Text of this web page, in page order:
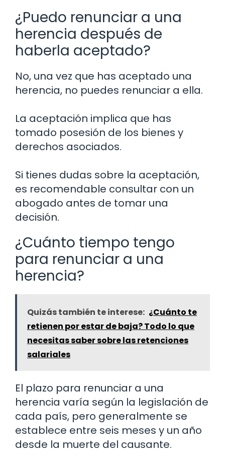
¿Puedo renunciar a una
herencia después de
haberla aceptado?
No, una vez que has aceptado una
herencia, no puedes renunciar a ella.
La aceptación implica que has
tomado posesión de los bienes y
derechos asociados.
Si tienes dudas sobre la aceptación,
es recomendable consultar con un
abogado antes de tomar una
decisión.
¿Cuánto tiempo tengo
para renunciar a una
herencia?
Quizás también te interese: ¿Cuánto te
retienen por estar de baja? Todo lo que
necesitas saber sobre las retenciones
salariales
El plazo para renunciar a una
herencia varía según la legislación de
cada país, pero generalmente se
establece entre seis meses y un año
desde la muerte del causante.